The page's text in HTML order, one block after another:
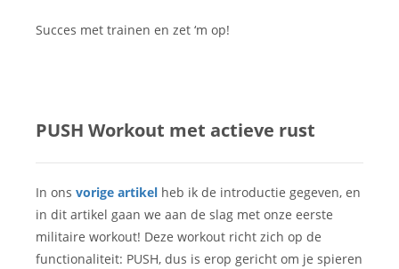
Succes met trainen en zet ‘m op!
PUSH Workout met actieve rust
In ons vorige artikel heb ik de introductie gegeven, en
in dit artikel gaan we aan de slag met onze eerste
militaire workout! Deze workout richt zich op de
functionaliteit: PUSH, dus is erop gericht om je spieren